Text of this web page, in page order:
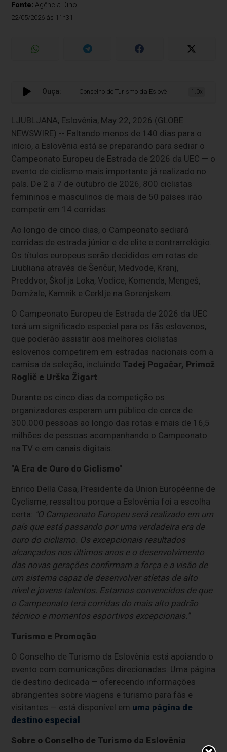
Fonte: Agência Dino
22/05/2026 às 11h31
Ouça: Conselho de Turismo da Eslovênia: Eslovênia Irá
1.0x
LJUBLJANA, Eslovênia, May 22, 2026 (GLOBE
NEWSWIRE) -- Faltando menos de 140 dias para o
início, a Eslovênia está se preparando para sediar o
Campeonato Europeu de Estrada de 2026 da UEC — o
evento de ciclismo mais importante já realizado no
país. De 2 a 7 de outubro de 2026, 800 ciclistas
femininos e masculinos de mais de 50 países irão
competir em 14 corridas.
Ao longo de cinco dias, o Campeonato sediará
corridas de estrada júnior e de elite e contrarrelógio.
Os títulos europeus serão decididos em rotas de
Liubliana através de Šenčur, Medvode, Kranj,
Preddvor, Škofja Loka, Vodice, Komenda, Mengeš,
Domžale, Kamnik e Cerklje na Gorenjskem.
O Campeonato Europeu de Estrada de 2026 da UEC
terá um significado especial para os fãs eslovenos,
que poderão assistir aos melhores ciclistas
eslovenos competirem em estradas nacionais com a
camisa da seleção, incluindo Tadej Pogačar, Primož
Roglič e Urška Žigart.
Durante os cinco dias da competição os
organizadores esperam um público de cerca de
300.000 pessoas ao longo das rotas e mais de 16,5
milhões de pessoas acompanhando o Campeonato
na TV e em canais digitais.
"A Era de Ouro do Ciclismo"
Enrico Della Casa, Presidente da Union Européenne de
Cyclisme, ressaltou porque a Eslovênia foi a escolha
certa: "O Campeonato Europeu será realizado em um
país que está passando por uma verdadeira era de
ouro do ciclismo. Os excepcionais resultados
alcançados nos últimos anos e o desenvolvimento
das novas gerações confirmam a força e a visão de
um sistema capaz de desenvolver atletas de alto
nível e jovens talentos. Estamos convencidos de que
o Campeonato terá corridas do mais alto padrão
técnico e momentos esportivos excepcionais."
Turismo e Promoção
O Conselho de Turismo da Eslovênia está apoiando o
evento com comunicações direcionadas. Uma página
de destino dedicada — oferecendo informações
abrangentes sobre viagens e turismo para fãs e
visitantes — está disponível em uma página de
destino especial .
Sobre o Conselho de Turismo da Eslovênia